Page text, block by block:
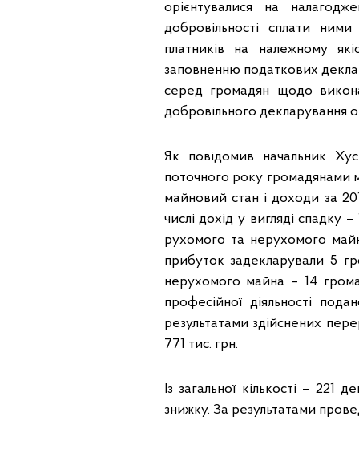
орієнтувалися на
добровільності сплати
платників на належному
заповненню податкових
серед громадян щодо
добровільного декларування
Як повідомив начальник
поточного року громадянами
майновий стан і доходи за
числі дохід у вигляді спадку
рухомого та нерухомого
прибуток задекларували 5
нерухомого майна – 14
професійної діяльності
результатами здійснених
771 тис. грн.
Із загальної кількості –
знижку. За результатами